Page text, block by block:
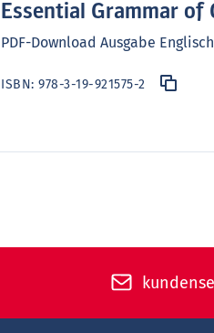
Essential Grammar of
PDF-Download Ausgabe Englisch
ISBN:978-3-19-921575-2